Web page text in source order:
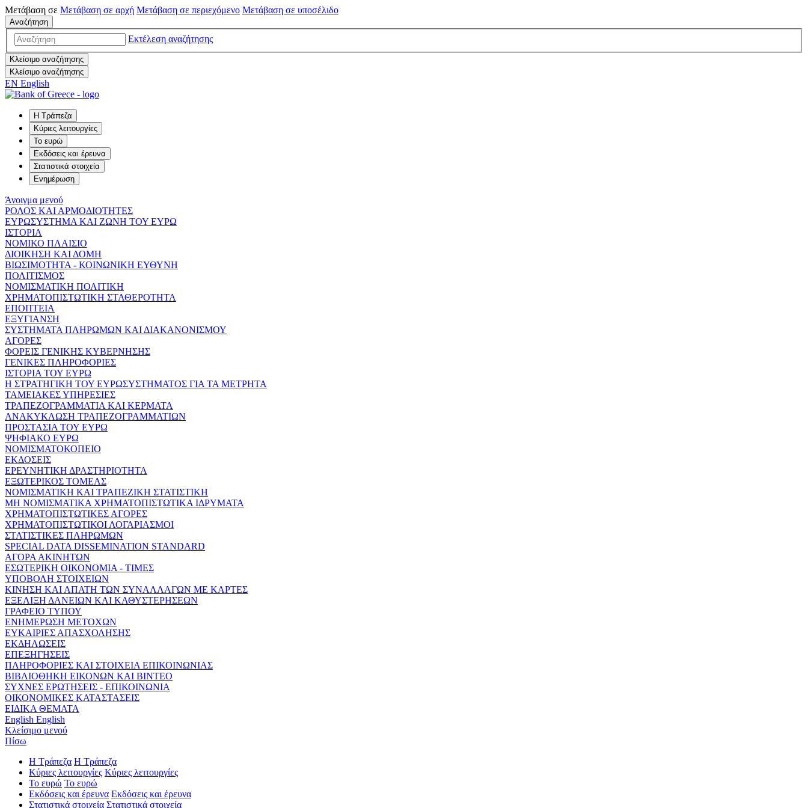
Μετάβαση σε Μετάβαση σε αρχή Μετάβαση σε περιεχόμενο Μετάβαση σε υποσέλιδο
Αναζήτηση
Εκτέλεση αναζήτησης
Κλείσιμο αναζήτησης
Κλείσιμο αναζήτησης
EN English
Η Τράπεζα
Κύριες λειτουργίες
Το ευρώ
Εκδόσεις και έρευνα
Στατιστικά στοιχεία
Ενημέρωση
Άνοιγμα μενού
ΡΟΛΟΣ ΚΑΙ ΑΡΜΟΔΙΟΤΗΤΕΣ
ΕΥΡΩΣΥΣΤΗΜΑ ΚΑΙ ΖΩΝΗ ΤΟΥ ΕΥΡΩ
ΙΣΤΟΡΙΑ
ΝΟΜΙΚΟ ΠΛΑΙΣΙΟ
ΔΙΟΙΚΗΣΗ ΚΑΙ ΔΟΜΗ
ΒΙΩΣΙΜΟΤΗΤΑ - ΚΟΙΝΩΝΙΚΗ ΕΥΘΥΝΗ
ΠΟΛΙΤΙΣΜΟΣ
ΝΟΜΙΣΜΑΤΙΚΗ ΠΟΛΙΤΙΚΗ
ΧΡΗΜΑΤΟΠΙΣΤΩΤΙΚΗ ΣΤΑΘΕΡΟΤΗΤΑ
ΕΠΟΠΤΕΙΑ
ΕΞΥΓΙΑΝΣΗ
ΣΥΣΤΗΜΑΤΑ ΠΛΗΡΩΜΩΝ ΚΑΙ ΔΙΑΚΑΝΟΝΙΣΜΟΥ
ΑΓΟΡΕΣ
ΦΟΡΕΙΣ ΓΕΝΙΚΗΣ ΚΥΒΕΡΝΗΣΗΣ
ΓΕΝΙΚΕΣ ΠΛΗΡΟΦΟΡΙΕΣ
ΙΣΤΟΡΙΑ ΤΟΥ ΕΥΡΩ
Η ΣΤΡΑΤΗΓΙΚΗ ΤΟΥ ΕΥΡΩΣΥΣΤΗΜΑΤΟΣ ΓΙΑ ΤΑ ΜΕΤΡΗΤΑ
ΤΑΜΕΙΑΚΕΣ ΥΠΗΡΕΣΙΕΣ
ΤΡΑΠΕΖΟΓΡΑΜΜΑΤΙΑ ΚΑΙ ΚΕΡΜΑΤΑ
ΑΝΑΚΥΚΛΩΣΗ ΤΡΑΠΕΖΟΓΡΑΜΜΑΤΙΩΝ
ΠΡΟΣΤΑΣΙΑ ΤΟΥ ΕΥΡΩ
ΨΗΦΙΑΚΟ ΕΥΡΩ
ΝΟΜΙΣΜΑΤΟΚΟΠΕΙΟ
ΕΚΔΟΣΕΙΣ
ΕΡΕΥΝΗΤΙΚΗ ΔΡΑΣΤΗΡΙΟΤΗΤΑ
ΕΞΩΤΕΡΙΚΟΣ ΤΟΜΕΑΣ
ΝΟΜΙΣΜΑΤΙΚΗ ΚΑΙ ΤΡΑΠΕΖΙΚΗ ΣΤΑΤΙΣΤΙΚΗ
ΜΗ ΝΟΜΙΣΜΑΤΙΚΑ ΧΡΗΜΑΤΟΠΙΣΤΩΤΙΚΑ ΙΔΡΥΜΑΤΑ
ΧΡΗΜΑΤΟΠΙΣΤΩΤΙΚΕΣ ΑΓΟΡΕΣ
ΧΡΗΜΑΤΟΠΙΣΤΩΤΙΚΟΙ ΛΟΓΑΡΙΑΣΜΟΙ
ΣΤΑΤΙΣΤΙΚΕΣ ΠΛΗΡΩΜΩΝ
SPECIAL DATA DISSEMINATION STANDARD
ΑΓΟΡΑ ΑΚΙΝΗΤΩΝ
ΕΣΩΤΕΡΙΚΗ ΟΙΚΟΝΟΜΙΑ - ΤΙΜΕΣ
ΥΠΟΒΟΛΗ ΣΤΟΙΧΕΙΩΝ
ΚΙΝΗΣΗ ΚΑΙ ΑΠΑΤΗ ΤΩΝ ΣΥΝΑΛΛΑΓΩΝ ΜΕ ΚΑΡΤΕΣ
ΕΞΕΛΙΞΗ ΔΑΝΕΙΩΝ ΚΑΙ ΚΑΘΥΣΤΕΡΗΣΕΩΝ
ΓΡΑΦΕΙΟ ΤΥΠΟΥ
ΕΝΗΜΕΡΩΣΗ ΜΕΤΟΧΩΝ
ΕΥΚΑΙΡΙΕΣ ΑΠΑΣΧΟΛΗΣΗΣ
ΕΚΔΗΛΩΣΕΙΣ
ΕΠΕΞΗΓΗΣΕΙΣ
ΠΛΗΡΟΦΟΡΙΕΣ ΚΑΙ ΣΤΟΙΧΕΙΑ ΕΠΙΚΟΙΝΩΝΙΑΣ
ΒΙΒΛΙΟΘΗΚΗ ΕΙΚΟΝΩΝ ΚΑΙ ΒΙΝΤΕΟ
ΣΥΧΝΕΣ ΕΡΩΤΗΣΕΙΣ - ΕΠΙΚΟΙΝΩΝΙΑ
ΟΙΚΟΝΟΜΙΚΕΣ ΚΑΤΑΣΤΑΣΕΙΣ
ΕΙΔΙΚΑ ΘΕΜΑΤΑ
English English
Κλείσιμο μενού
Πίσω
Η Τράπεζα Η Τράπεζα
Κύριες λειτουργίες Κύριες λειτουργίες
Το ευρώ Το ευρώ
Εκδόσεις και έρευνα Εκδόσεις και έρευνα
Στατιστικά στοιχεία Στατιστικά στοιχεία